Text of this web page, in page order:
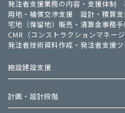
発注者支援業務の内容・支援体制
用地・補償交渉支援
設計・積算支
宅地（保留地）販売・清算金事務
CMR（コンストラクションマネージ
発注者技術資料作成・発注者支援
施設建設支援
計画・設計段階